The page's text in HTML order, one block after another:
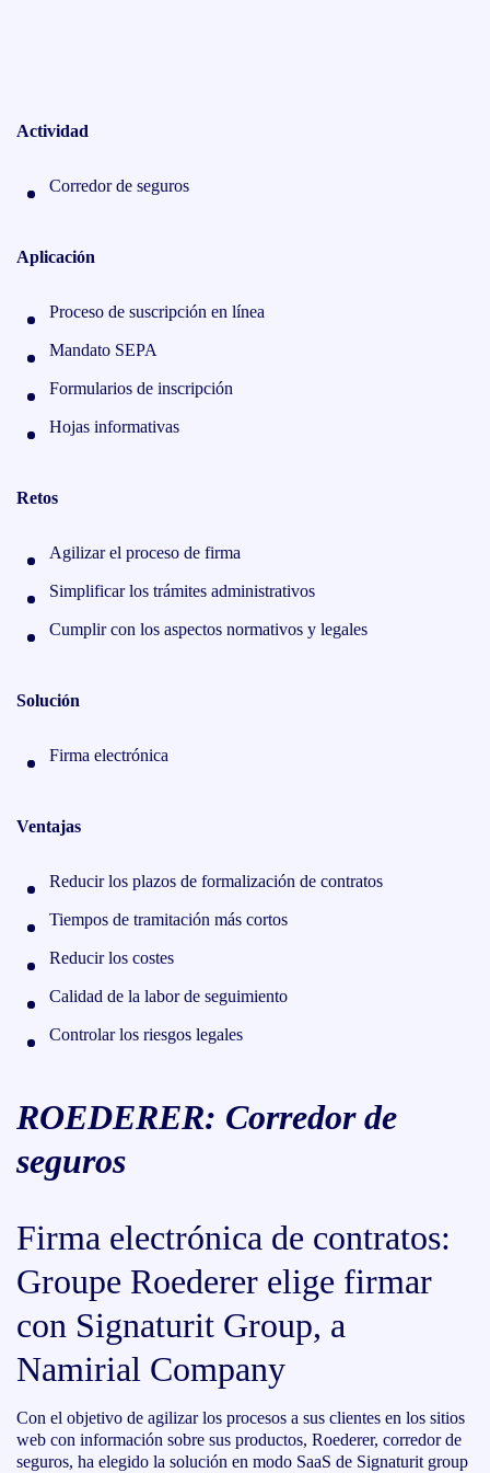
Actividad
Corredor de seguros
Aplicación
Proceso de suscripción en línea
Mandato SEPA
Formularios de inscripción
Hojas informativas
Retos
Agilizar el proceso de firma
Simplificar los trámites administrativos
Cumplir con los aspectos normativos y legales
Solución
Firma electrónica
Ventajas
Reducir los plazos de formalización de contratos
Tiempos de tramitación más cortos
Reducir los costes
Calidad de la labor de seguimiento
Controlar los riesgos legales
ROEDERER: Corredor de
seguros
Firma electrónica de contratos:
Groupe Roederer elige firmar
con Signaturit Group, a
Namirial Company
Con el objetivo de agilizar los procesos a sus clientes en los sitios
web con información sobre sus productos, Roederer, corredor de
seguros, ha elegido la solución en modo SaaS de Signaturit group